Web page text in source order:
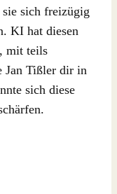
sich freizügig
KI hat diesen
mit teils
Jan Tißler dir in
sich diese